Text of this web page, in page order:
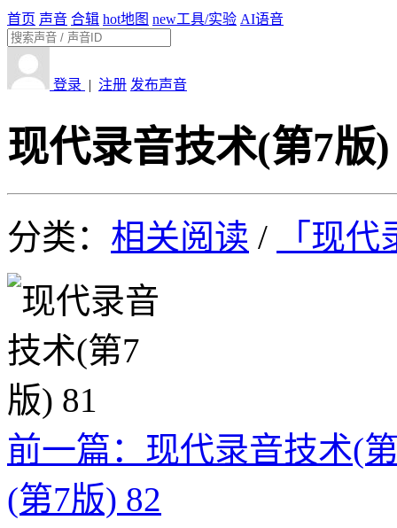
首页 声音 合辑 hot地图 new工具/实验 AI语音
登录 | 注册 发布声音
现代录音技术(第7版)
分类： 相关阅读 / 「现
前一篇：现代录音技术(
(第7版) 82